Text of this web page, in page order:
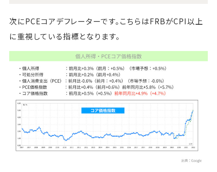
次にPCEコアデフレーターです。こちらはFRBがCPI以上
に重視している指標となります。